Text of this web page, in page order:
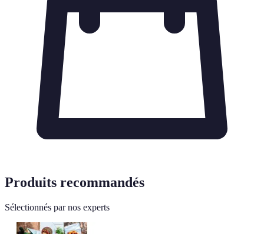
Produits recommandés
Sélectionnés par nos experts